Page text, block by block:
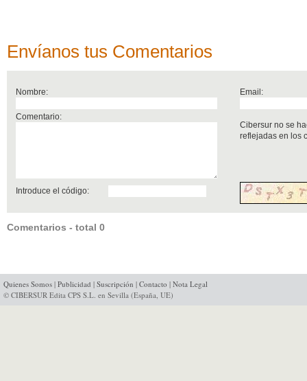
Envíanos tus Comentarios
Nombre: Email:
Comentario:
Cibersur no se
reflejadas en los
Introduce el código:
Comentarios - total 0
Quienes Somos | Publicidad | Suscripción | Contacto | Nota Legal
© CIBERSUR Edita CPS S.L. en Sevilla (España, UE)